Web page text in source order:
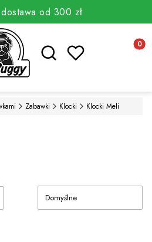
od 300 zł
Otwórz wyszukiwarkę
Zabawki Klocki Klocki Meli
Domyślne